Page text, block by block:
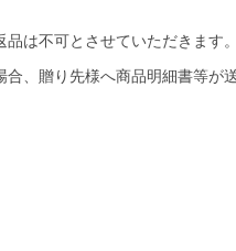
は不可とさせていただきます。
合、贈り先様へ商品明細書等が